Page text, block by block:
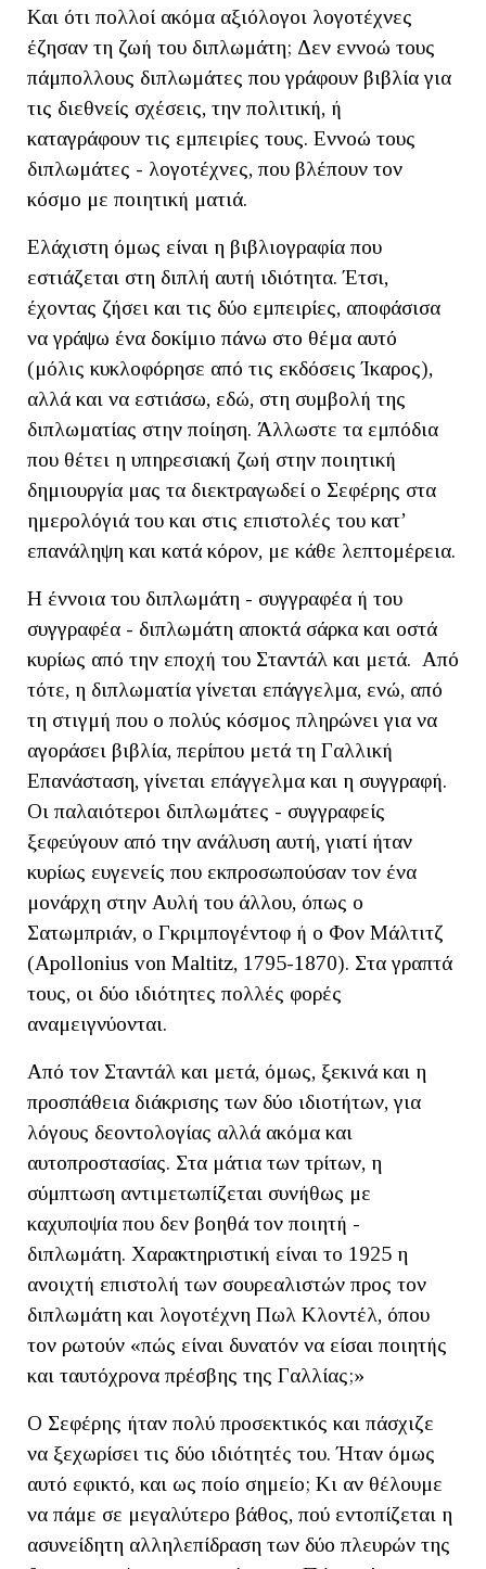
Και ότι πολλοί ακόμα αξιόλογοι λογοτέχνες
έζησαν τη ζωή του διπλωμάτη; Δεν εννοώ τους
πάμπολλους διπλωμάτες που γράφουν βιβλία για
τις διεθνείς σχέσεις, την πολιτική, ή
καταγράφουν τις εμπειρίες τους. Εννοώ τους
διπλωμάτες - λογοτέχνες, που βλέπουν τον
κόσμο με ποιητική ματιά.
Ελάχιστη όμως είναι η βιβλιογραφία που
εστιάζεται στη διπλή αυτή ιδιότητα. Έτσι,
έχοντας ζήσει και τις δύο εμπειρίες, αποφάσισα
να γράψω ένα δοκίμιο πάνω στο θέμα αυτό
(μόλις κυκλοφόρησε από τις εκδόσεις Ίκαρος),
αλλά και να εστιάσω, εδώ, στη συμβολή της
διπλωματίας στην ποίηση. Άλλωστε τα εμπόδια
που θέτει η υπηρεσιακή ζωή στην ποιητική
δημιουργία μας τα διεκτραγωδεί ο Σεφέρης στα
ημερολόγιά του και στις επιστολές του κατ’
επανάληψη και κατά κόρον, με κάθε λεπτομέρεια.
Η έννοια του διπλωμάτη - συγγραφέα ή του
συγγραφέα - διπλωμάτη αποκτά σάρκα και οστά
κυρίως από την εποχή του Σταντάλ και μετά. Από
τότε, η διπλωματία γίνεται επάγγελμα, ενώ, από
τη στιγμή που ο πολύς κόσμος πληρώνει για να
αγοράσει βιβλία, περίπου μετά τη Γαλλική
Επανάσταση, γίνεται επάγγελμα και η συγγραφή.
Οι παλαιότεροι διπλωμάτες - συγγραφείς
ξεφεύγουν από την ανάλυση αυτή, γιατί ήταν
κυρίως ευγενείς που εκπροσωπούσαν τον ένα
μονάρχη στην Αυλή του άλλου, όπως ο
Σατωμπριάν, ο Γκριμπογέντοφ ή ο Φον Μάλτιτζ
(Apollonius von Maltitz, 1795-1870). Στα γραπτά
τους, οι δύο ιδιότητες πολλές φορές
αναμειγνύονται.
Από τον Σταντάλ και μετά, όμως, ξεκινά και η
προσπάθεια διάκρισης των δύο ιδιοτήτων, για
λόγους δεοντολογίας αλλά ακόμα και
αυτοπροστασίας. Στα μάτια των τρίτων, η
σύμπτωση αντιμετωπίζεται συνήθως με
καχυποψία που δεν βοηθά τον ποιητή -
διπλωμάτη. Χαρακτηριστική είναι το 1925 η
ανοιχτή επιστολή των σουρεαλιστών προς τον
διπλωμάτη και λογοτέχνη Πωλ Κλοντέλ, όπου
τον ρωτούν «πώς είναι δυνατόν να είσαι ποιητής
και ταυτόχρονα πρέσβης της Γαλλίας;»
Ο Σεφέρης ήταν πολύ προσεκτικός και πάσχιζε
να ξεχωρίσει τις δύο ιδιότητές του. Ήταν όμως
αυτό εφικτό, και ως ποίο σημείο; Κι αν θέλουμε
να πάμε σε μεγαλύτερο βάθος, πού εντοπίζεται η
ασυνείδητη αλληλεπίδραση των δύο πλευρών της